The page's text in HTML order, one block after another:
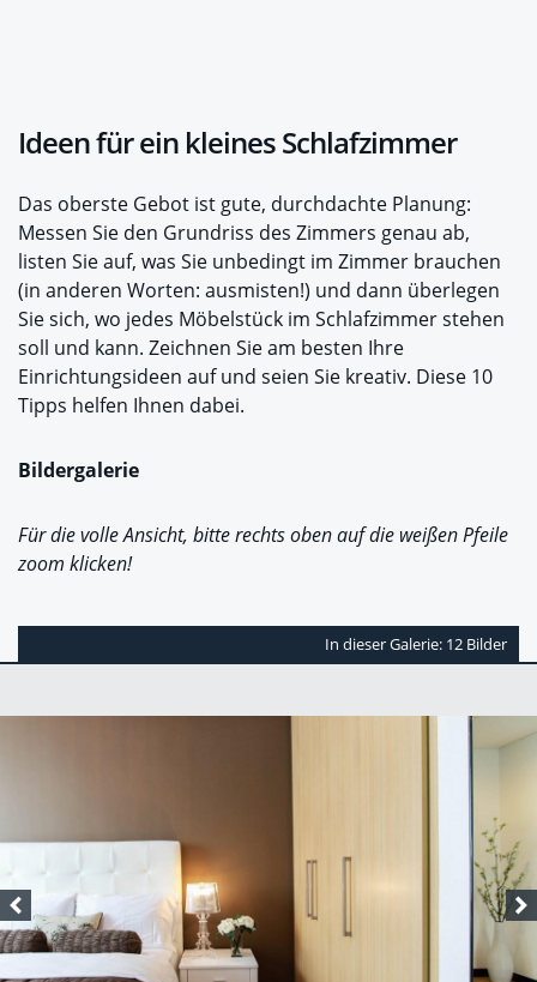
Ideen für ein kleines Schlafzimmer
Das oberste Gebot ist gute, durchdachte Planung:
Messen Sie den Grundriss des Zimmers genau ab,
listen Sie auf, was Sie unbedingt im Zimmer brauchen
(in anderen Worten: ausmisten!) und dann überlegen
Sie sich, wo jedes Möbelstück im Schlafzimmer stehen
soll und kann. Zeichnen Sie am besten Ihre
Einrichtungsideen auf und seien Sie kreativ. Diese 10
Tipps helfen Ihnen dabei.
Bildergalerie
Für die volle Ansicht, bitte rechts oben auf die weißen Pfeile
zoom klicken!
In dieser Galerie: 12 Bilder